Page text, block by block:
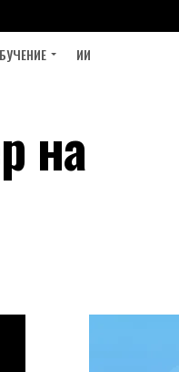
ИИ
на